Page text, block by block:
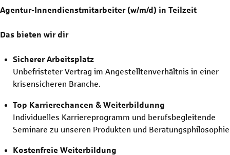
Agentur-Innendienstmitarbeiter (w/m/d) in Teilzeit
Das bieten wir dir
Sicherer Arbeitsplatz
Unbefristeter Vertrag im Angestelltenverhältnis in einer
krisensicheren Branche.
Top Karrierechancen & Weiterbildunng
Individuelles Karriereprogramm und berufsbegleitende
Seminare zu unseren Produkten und Beratungsphilosophie
Kostenfreie Weiterbildung